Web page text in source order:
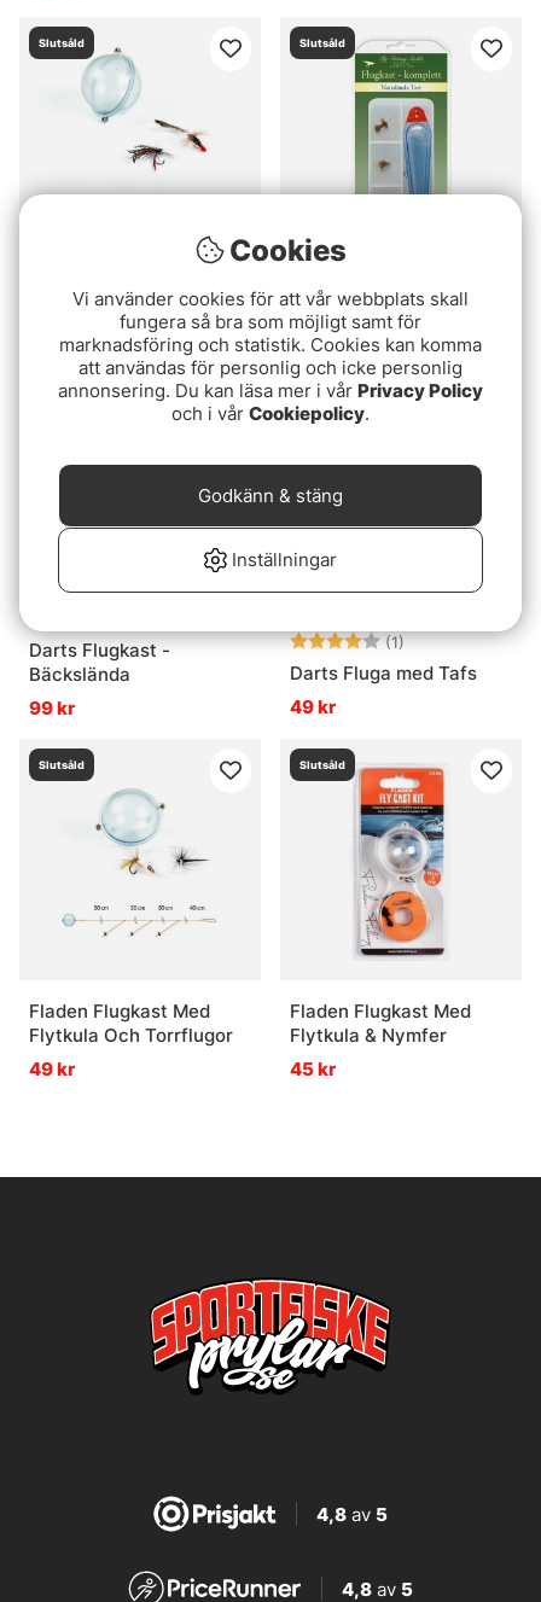
Slutsåld
Fladen Flugkast Med
Flytkula & Våtflugor
45 kr
Slutsåld
Darts Nattslända Torr
149 kr
Darts Flugkast -
Bäckslända
99 kr
Slutsåld
Betyg: (1)4.0 utav 5
Darts Fluga med Tafs
49 kr
Slutsåld
Fladen Flugkast Med
Flytkula Och Torrflugor
49 kr
Slutsåld
Fladen Flugkast Med
Flytkula & Nymfer
45 kr
4,8av 5
4,8 av 5
Cookies
Vi använder cookies för att vår webbplats skall
fungera så bra som möjligt samt för
marknadsföring och statistik. Cookies kan komma
att användas för personlig och icke personlig
annonsering. Du kan läsa mer i vår Privacy Policy
och i vår Cookiepolicy.
Inställningar
Godkänn & stäng